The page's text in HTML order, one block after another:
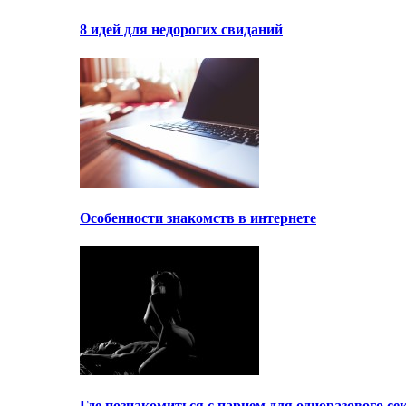
8 идей для недорогих свиданий
Особенности знакомств в интернете